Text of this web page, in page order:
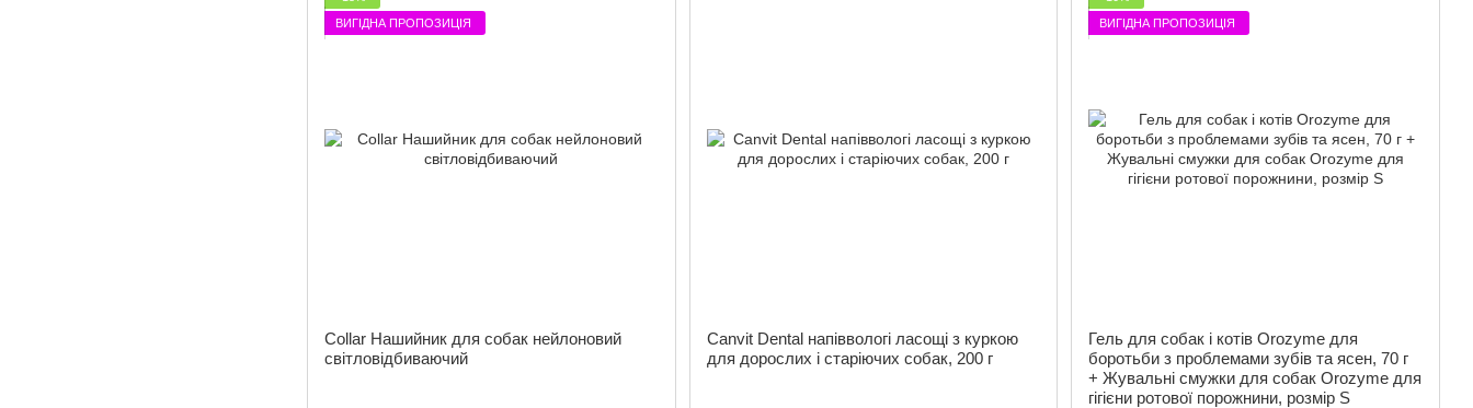
ВИГІДНА ПРОПОЗИЦІЯ
Collar Нашийник для собак нейлоновий
світловідбиваючий
Canvit Dental напіввологі ласощі з куркою
для дорослих і старіючих собак, 200 г
ВИГІДНА ПРОПОЗИЦІЯ
Гель для собак і котів Orozyme для
боротьби з проблемами зубів та ясен, 70 г
+ Жувальні смужки для собак Orozyme для
гігієни ротової порожнини, розмір S